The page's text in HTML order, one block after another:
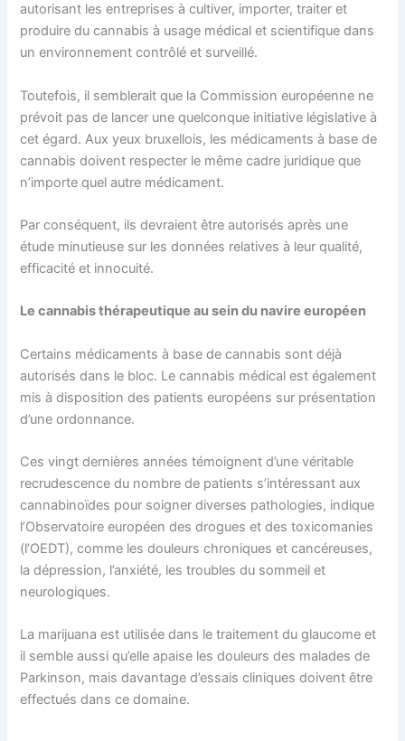
autorisant les entreprises à cultiver, importer, traiter et
produire du cannabis à usage médical et scientifique dans
un environnement contrôlé et surveillé.
Toutefois, il semblerait que la Commission européenne ne
prévoit pas de lancer une quelconque initiative législative à
cet égard. Aux yeux bruxellois, les médicaments à base de
cannabis doivent respecter le même cadre juridique que
n’importe quel autre médicament.
Par conséquent, ils devraient être autorisés après une
étude minutieuse sur les données relatives à leur qualité,
efficacité et innocuité.
Le cannabis thérapeutique au sein du navire européen
Certains médicaments à base de cannabis sont déjà
autorisés dans le bloc. Le cannabis médical est également
mis à disposition des patients européens sur présentation
d’une ordonnance.
Ces vingt dernières années témoignent d’une véritable
recrudescence du nombre de patients s’intéressant aux
cannabinoïdes pour soigner diverses pathologies, indique
l’Observatoire européen des drogues et des toxicomanies
(l’OEDT), comme les douleurs chroniques et cancéreuses,
la dépression, l’anxiété, les troubles du sommeil et
neurologiques.
La marijuana est utilisée dans le traitement du glaucome et
il semble aussi qu’elle apaise les douleurs des malades de
Parkinson, mais davantage d’essais cliniques doivent être
effectués dans ce domaine.